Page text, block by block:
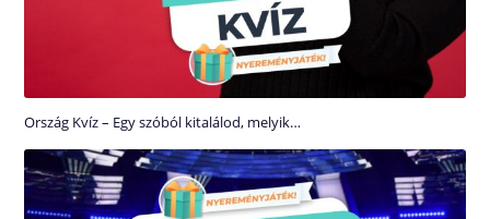
Ország Kvíz – Egy szóból kitalálod, melyik…